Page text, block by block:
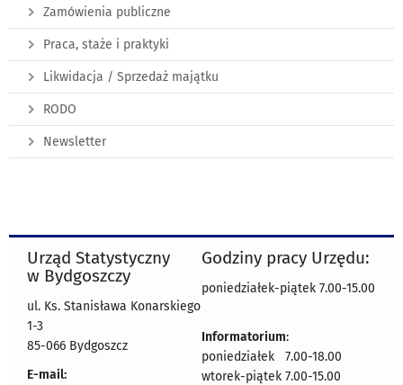
Zamówienia publiczne
Praca, staże i praktyki
Likwidacja / Sprzedaż majątku
RODO
Newsletter
Urząd Statystyczny
w Bydgoszczy
ul. Ks. Stanisława Konarskiego
1-3
85-066 Bydgoszcz
E-mail:
Godziny pracy Urzędu:
poniedziałek-piątek 7.00-15.00
Informatorium:
poniedziałek 7.00-18.00
wtorek-piątek 7.00-15.00